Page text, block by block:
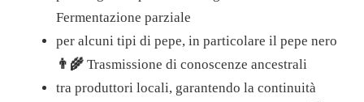
Fermentazione parziale
per alcuni tipi di pepe, in particolare il pepe nero
👨‍🌾 Trasmissione di conoscenze ancestrali
tra produttori locali, garantendo la continuità